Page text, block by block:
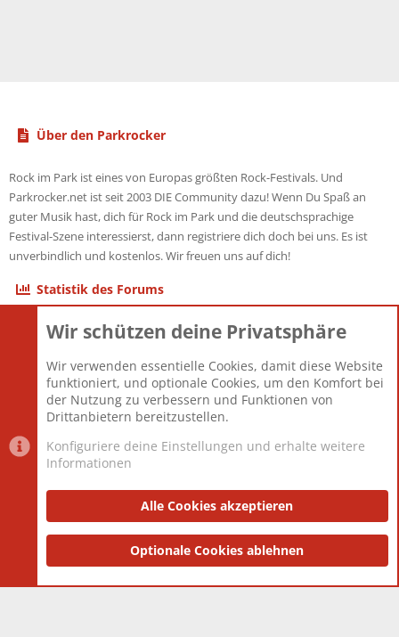
Über den Parkrocker
Rock im Park ist eines von Europas größten Rock-Festivals. Und
Parkrocker.net ist seit 2003 DIE Community dazu! Wenn Du Spaß an
guter Musik hast, dich für Rock im Park und die deutschsprachige
Festival-Szene interessierst, dann registriere dich doch bei uns. Es ist
unverbindlich und kostenlos. Wir freuen uns auf dich!
Statistik des Forums
Themen
Mitglieder
12.427
Neuestes Mitglied
Berlin
Datenschutzerklärung Impressum
Community platform by XenForo® © 2010-2025 XenForo Ltd.
and add-ons by ThemeHouse
Wir schützen deine Privatsphäre
Wir verwenden essentielle Cookies, damit diese Website
funktioniert, und optionale Cookies, um den Komfort bei
der Nutzung zu verbessern und Funktionen von
Drittanbietern bereitzustellen.
Konfiguriere deine Einstellungen und erhalte weitere
Informationen
Alle Cookies akzeptieren
Optionale Cookies ablehnen